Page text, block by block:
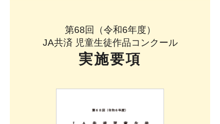
第68回（令和6年度）
JA共済 児童生徒作品コンクール
実施要項